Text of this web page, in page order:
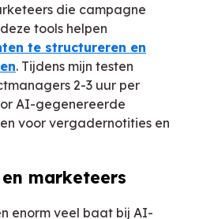
die campagne
tools helpen
te structureren en
. Tijdens mijn testen
2-3 uur per
AI-gegenereerde
voor vergadernotities en
marketeers
enorm veel baat bij AI-